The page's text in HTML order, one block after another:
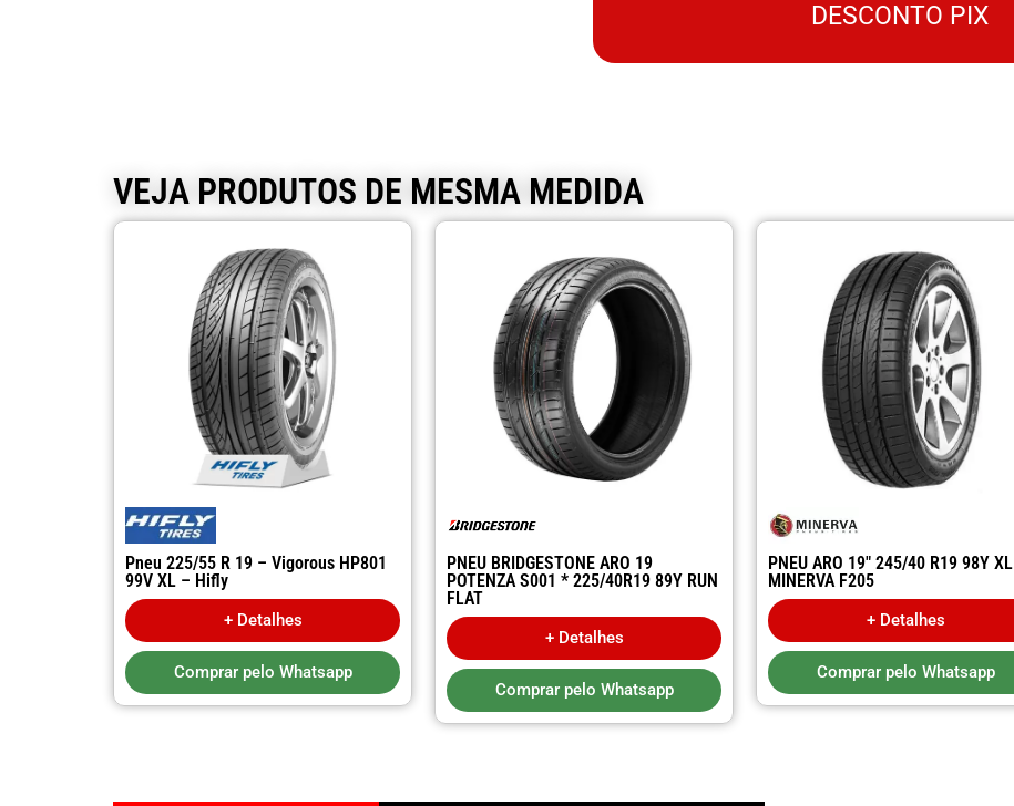
DESCONTO PIX
VEJA PRODUTOS DE MESMA MEDIDA
Pneu 225/55 R 19 – Vigorous HP801
99V XL – Hifly
+ Detalhes
Comprar pelo Whatsapp
PNEU BRIDGESTONE ARO 19
POTENZA S001 * 225/40R19 89Y RUN
FLAT
+ Detalhes
Comprar pelo Whatsapp
PNEU ARO 19″ 245/40 R19 98Y XL
MINERVA F205
+ Detalhes
Comprar pelo Whatsapp